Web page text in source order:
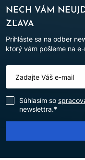
NECH VÁM
ZĽAVA
Prihláste sa na odber
ktorý vám pošleme na e-
Súhlasím so
newslettra.*